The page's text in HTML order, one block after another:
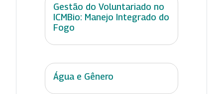
Gestão do Voluntariado no
ICMBio: Manejo Integrado do
Fogo
Água e Gênero